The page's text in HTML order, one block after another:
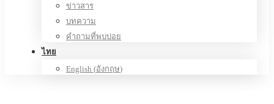
ข่าวสาร
บทความ
คำถามที่พบบ่อย
ไทย
English (อังกฤษ)